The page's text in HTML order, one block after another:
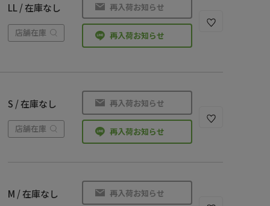
LL / 在庫なし
店舗在庫
再入荷お知らせ
再入荷お知らせ
S / 在庫なし
店舗在庫
再入荷お知らせ
再入荷お知らせ
M / 在庫なし 再入荷お知らせ